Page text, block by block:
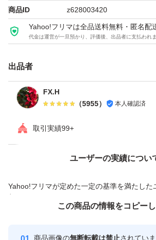
商品ID z628003420
Yahoo!フリマは全品送料無料・匿名配
代金は運営が一旦預かり、評価後、出品者に支払われ
出品者
FX.H
（5955） 本人確認済
取引実績99+
ユーザーの実績につい
Yahoo!フリマが定めた一定の基準を満たした
付与しています
安心取引出品者
価格の相談
この商品の情報をコピー
商品画像の無断転載は禁止されてい
この商品をみている人にオススメ